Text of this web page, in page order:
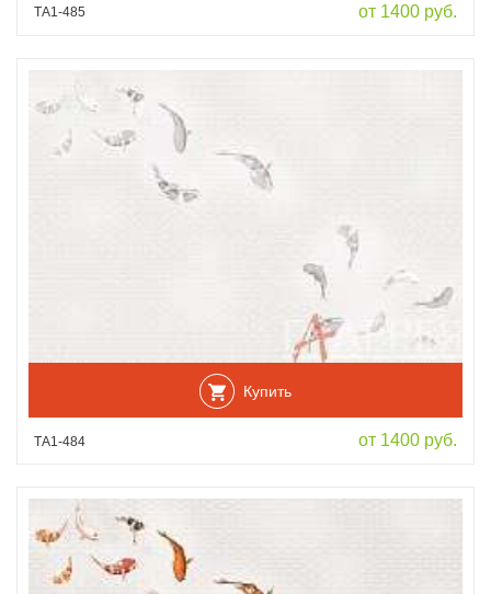
ТА1-485 от 1400 руб.
Купить
ТА1-484 от 1400 руб.